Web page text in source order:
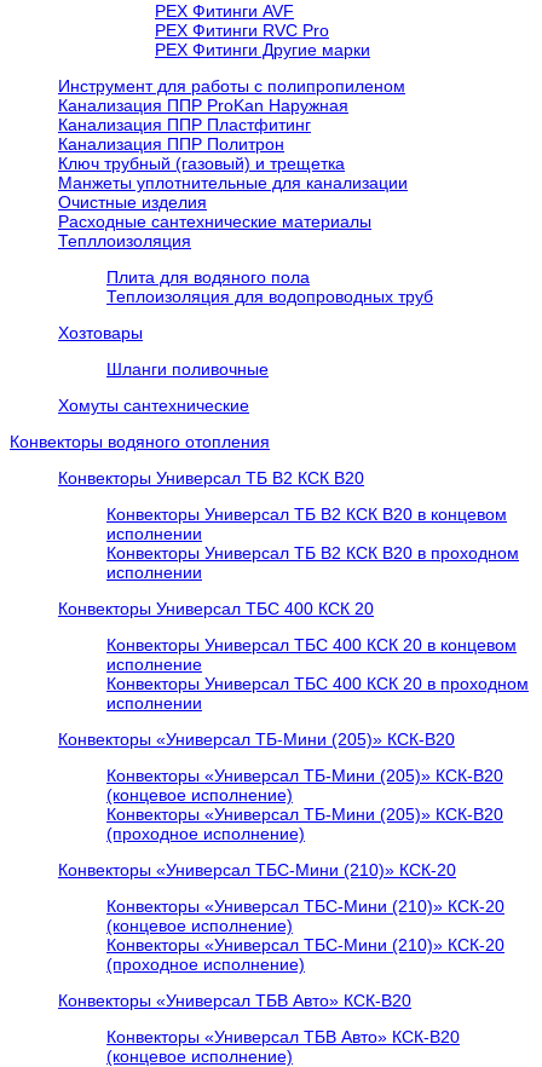
PEX Фитинги AVF
РЕХ Фитинги RVC Pro
РЕХ Фитинги Другие марки
Инструмент для работы с полипропиленом
Канализация ППР ProKan Наружная
Канализация ППР Пластфитинг
Канализация ППР Политрон
Ключ трубный (газовый) и трещетка
Манжеты уплотнительные для канализации
Очистные изделия
Расходные сантехнические материалы
Тепллоизоляция
Плита для водяного пола
Теплоизоляция для водопроводных труб
Хозтовары
Шланги поливочные
Хомуты сантехнические
Конвекторы водяного отопления
Конвекторы Универсал ТБ В2 КСК В20
Конвекторы Универсал ТБ В2 КСК В20 в концевом
исполнении
Конвекторы Универсал ТБ В2 КСК В20 в проходном
исполнении
Конвекторы Универсал ТБС 400 КСК 20
Конвекторы Универсал ТБС 400 КСК 20 в концевом
исполнение
Конвекторы Универсал ТБС 400 КСК 20 в проходном
исполнении
Конвекторы «Универсал ТБ-Мини (205)» КСК-В20
Конвекторы «Универсал ТБ-Мини (205)» КСК-В20
(концевое исполнение)
Конвекторы «Универсал ТБ-Мини (205)» КСК-В20
(проходное исполнение)
Конвекторы «Универсал ТБС-Мини (210)» КСК-20
Конвекторы «Универсал ТБС-Мини (210)» КСК-20
(концевое исполнение)
Конвекторы «Универсал ТБС-Мини (210)» КСК-20
(проходное исполнение)
Конвекторы «Универсал ТБВ Авто» КСК-В20
Конвекторы «Универсал ТБВ Авто» КСК-В20
(концевое исполнение)